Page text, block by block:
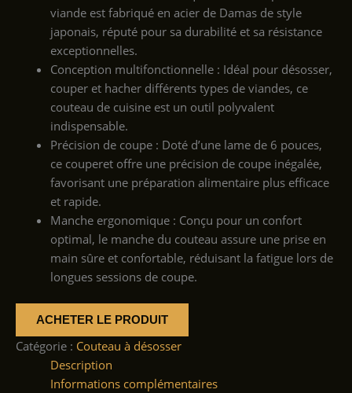
viande est fabriqué en acier de Damas de style
japonais, réputé pour sa durabilité et sa résistance
exceptionnelles.
Conception multifonctionnelle : Idéal pour désosser,
couper et hacher différents types de viandes, ce
couteau de cuisine est un outil polyvalent
indispensable.
Précision de coupe : Doté d’une lame de 6 pouces,
ce couperet offre une précision de coupe inégalée,
favorisant une préparation alimentaire plus efficace
et rapide.
Manche ergonomique : Conçu pour un confort
optimal, le manche du couteau assure une prise en
main sûre et confortable, réduisant la fatigue lors de
longues sessions de coupe.
ACHETER LE PRODUIT
Catégorie : Couteau à désosser
Description
Informations complémentaires